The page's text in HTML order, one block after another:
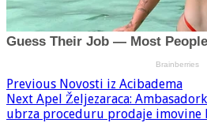
Previous Novosti iz Acibadema
Next Apel Željezaraca:
ubrza proceduru prodaje imovine